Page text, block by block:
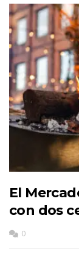
El
con dos
0